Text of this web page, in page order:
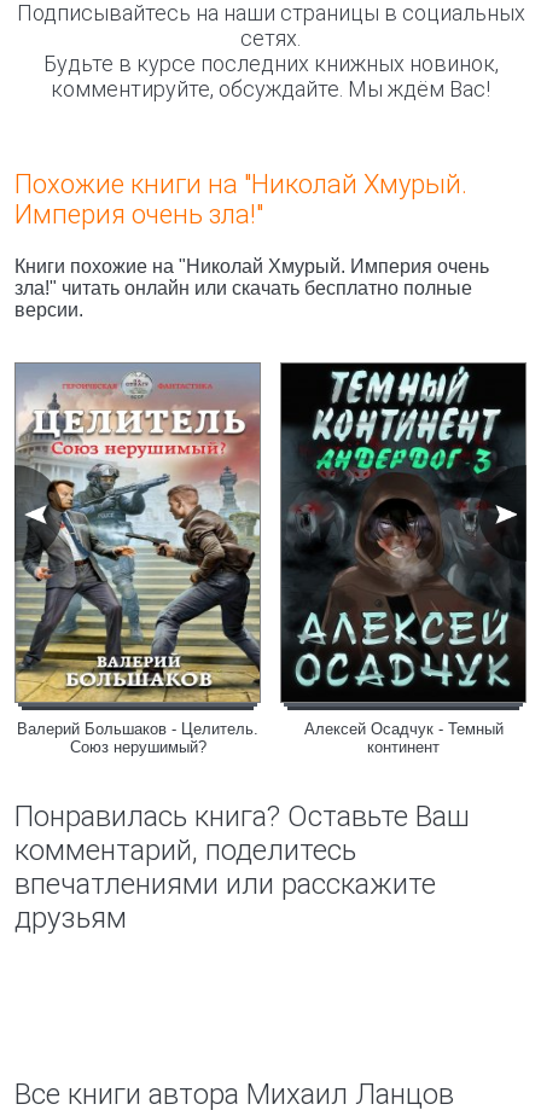
Подписывайтесь на наши страницы в социальных
сетях.
Будьте в курсе последних книжных новинок,
комментируйте, обсуждайте. Мы ждём Вас!
Похожие книги на "Николай Хмурый.
Империя очень зла!"
Книги похожие на "Николай Хмурый. Империя очень
зла!" читать онлайн или скачать бесплатно полные
версии.
Валерий Большаков - Целитель.
Союз нерушимый?
Алексей Осадчук - Темный
континент
Понравилась книга? Оставьте Ваш
комментарий, поделитесь
впечатлениями или расскажите
друзьям
Все книги автора Михаил Ланцов